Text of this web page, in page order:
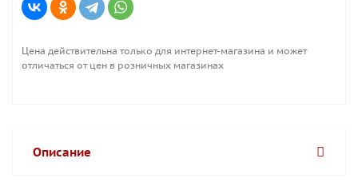
Цена действительна только для интернет-магазина и может
отличаться от цен в розничных магазинах
Описание